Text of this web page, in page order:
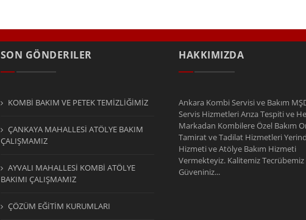
SON GÖNDERILER
KOMBİ BAKIM VE PETEK TEMİZLİĞİMİZ
ÇANKAYA MAHALLESİ ATÖLYE BAKIM
ÇALIŞMAMIZ
AYVALI MAHALLESİ KOMBİ ATÖLYE
BAKIMI ÇALIŞMAMIZ
ÇÖZÜM EĞİTİM KURUMLARI
HAKKIMIZDA
Ankara Kombi Servisi ve Bakım
Servis Hizmetleri Arıza Tespiti ve
Markadan Kombilere Özel Bakım
Tamirat ve Tadilat Hizmetleri
Hizmeti ve Atölye Bakım Hizmeti
Vermekteyiz. Kalitemiz Tecrübemiz
Güveniniz...